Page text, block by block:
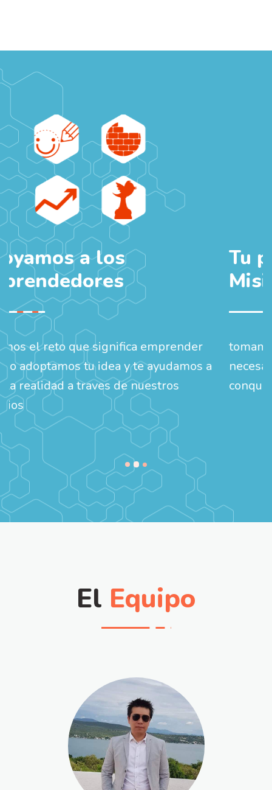
a
Tu proyecto, nuestra
Misión
tomamos tu idea como una misión y si es
necesario perderemos varias vidas en
conquistarla.
El Equipo